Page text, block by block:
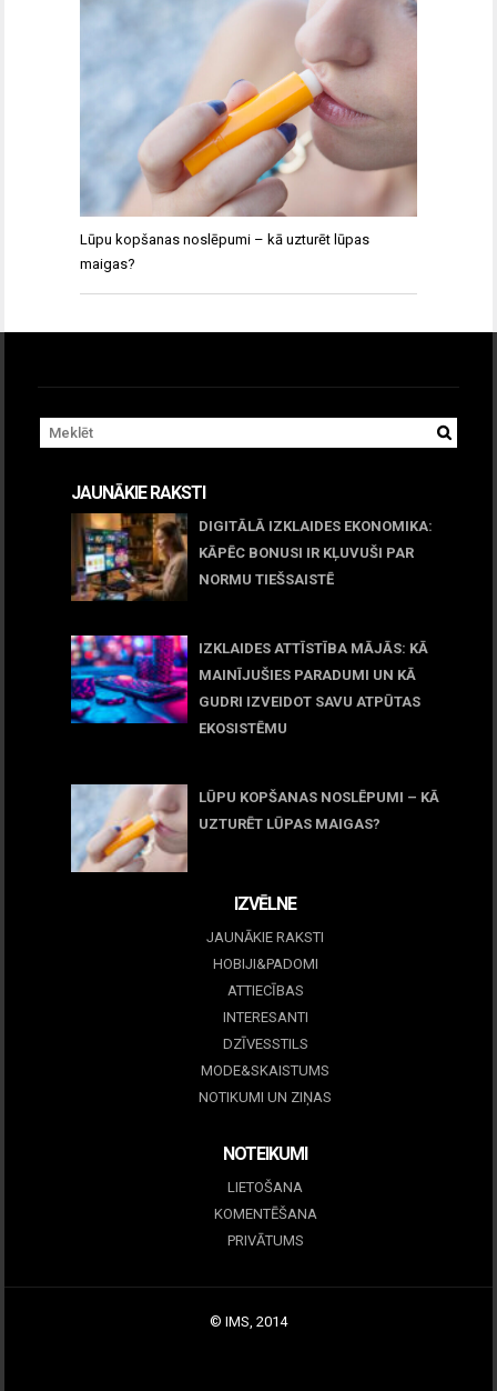
Lūpu kopšanas noslēpumi – kā uzturēt lūpas
maigas?
JAUNĀKIE RAKSTI
DIGITĀLĀ IZKLAIDES EKONOMIKA:
KĀPĒC BONUSI IR KĻUVUŠI PAR
NORMU TIEŠSAISTĒ
IZKLAIDES ATTĪSTĪBA MĀJĀS: KĀ
MAINĪJUŠIES PARADUMI UN KĀ
GUDRI IZVEIDOT SAVU ATPŪTAS
EKOSISTĒMU
LŪPU KOPŠANAS NOSLĒPUMI – KĀ
UZTURĒT LŪPAS MAIGAS?
IZVĒLNE
JAUNĀKIE RAKSTI
HOBIJI&PADOMI
ATTIECĪBAS
INTERESANTI
DZĪVESSTILS
MODE&SKAISTUMS
NOTIKUMI UN ZIŅAS
NOTEIKUMI
LIETOŠANA
KOMENTĒŠANA
PRIVĀTUMS
© IMS, 2014